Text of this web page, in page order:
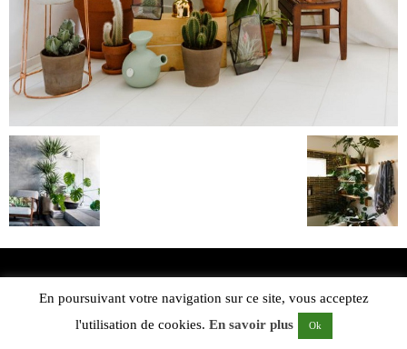
En poursuivant votre navigation sur ce site, vous acceptez
l'utilisation de cookies. En savoir plus Ok